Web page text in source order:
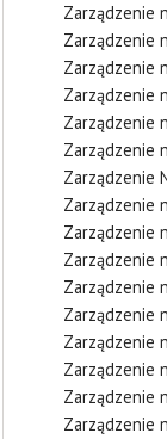
Zarządzenie
Zarządzenie
Zarządzenie
Zarządzenie
Zarządzenie
Zarządzenie
Zarządzenie
Zarządzenie
Zarządzenie
Zarządzenie
Zarządzenie
Zarządzenie
Zarządzenie
Zarządzenie
Zarządzenie
Zarządzenie